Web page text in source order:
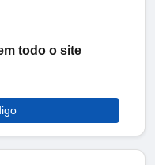
todo o site